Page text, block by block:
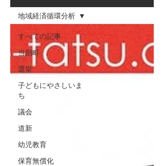
すべての記事
当別町
選挙
子どもにやさしいま
ち
議会
道新
幼児教育
保育無償化
地域経済循環分析